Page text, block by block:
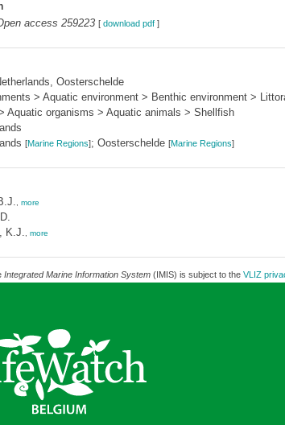
access 259223 [ download pdf]
Oosterschelde
> Aquatic environment > Benthic environment >
Aquatic organisms > Aquatic animals > Shellfish
[Marine Regions]; Oosterschelde [Marine Regions]
more
K.J.
more
Integrated Marine Information System(IMIS) is subject to the VLIZ